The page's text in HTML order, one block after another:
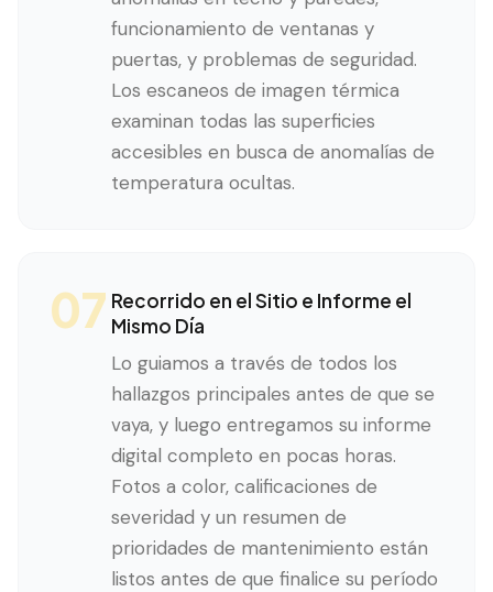
funcionamiento de ventanas y
puertas, y problemas de seguridad.
Los escaneos de imagen térmica
examinan todas las superficies
accesibles en busca de anomalías de
temperatura ocultas.
07 Recorrido en el Sitio e Informe el
Mismo Día
Lo guiamos a través de todos los
hallazgos principales antes de que se
vaya, y luego entregamos su informe
digital completo en pocas horas.
Fotos a color, calificaciones de
severidad y un resumen de
prioridades de mantenimiento están
listos antes de que finalice su período